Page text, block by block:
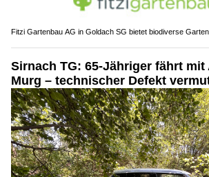
Fitzi Gartenbau AG in Goldach SG bietet biodiverse
Sirnach TG: 65-Jähriger fährt mit
Murg – technischer Defekt